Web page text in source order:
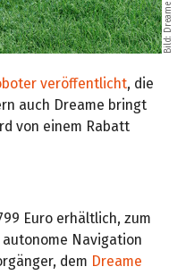
Bild: Dreame
veröffentlicht, die
auch Dreame bringt
von einem Rabatt
Euro erhältlich, zum
Navigation
dem Dreame